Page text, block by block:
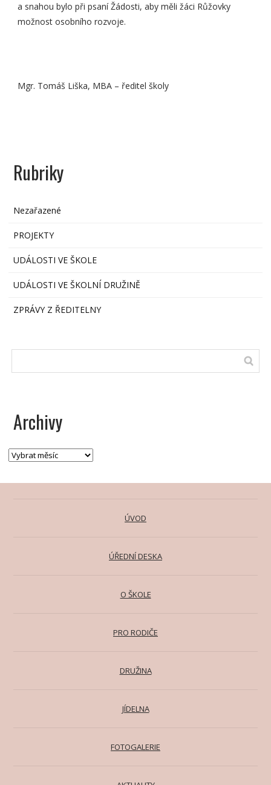
a snahou bylo při psaní Žádosti, aby měli žáci Růžovky
možnost osobního rozvoje.
Mgr. Tomáš Liška, MBA – ředitel školy
Rubriky
Nezařazené
PROJEKTY
UDÁLOSTI VE ŠKOLE
UDÁLOSTI VE ŠKOLNÍ DRUŽINĚ
ZPRÁVY Z ŘEDITELNY
Archivy
ÚVOD
ÚŘEDNÍ DESKA
O ŠKOLE
PRO RODIČE
DRUŽINA
JÍDELNA
FOTOGALERIE